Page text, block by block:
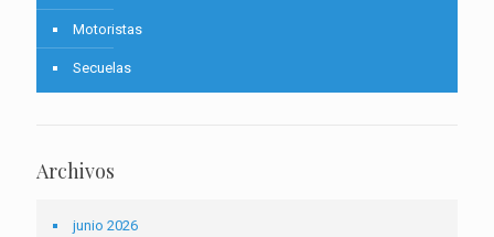
Motoristas
Secuelas
Archivos
junio 2026